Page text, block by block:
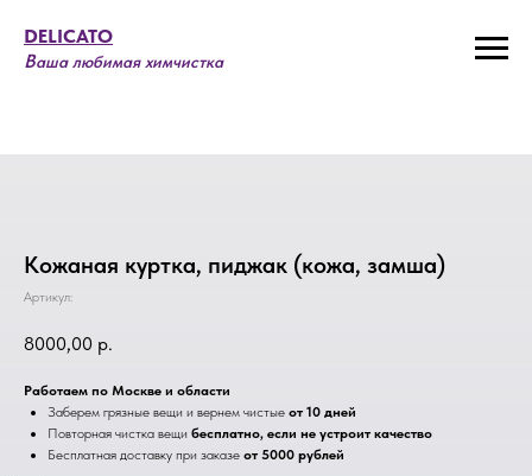
DELICATO
Ваша любимая химчистка
Кожаная куртка, пиджак (кожа, замша)
Артикул:
8000,00 р.
Работаем по Москве и области
Заберем грязные вещи и вернем чистые от 10 дней
Повторная чистка вещи бесплатно, если не устроит качество
Бесплатная доставку при заказе от 5000 рублей